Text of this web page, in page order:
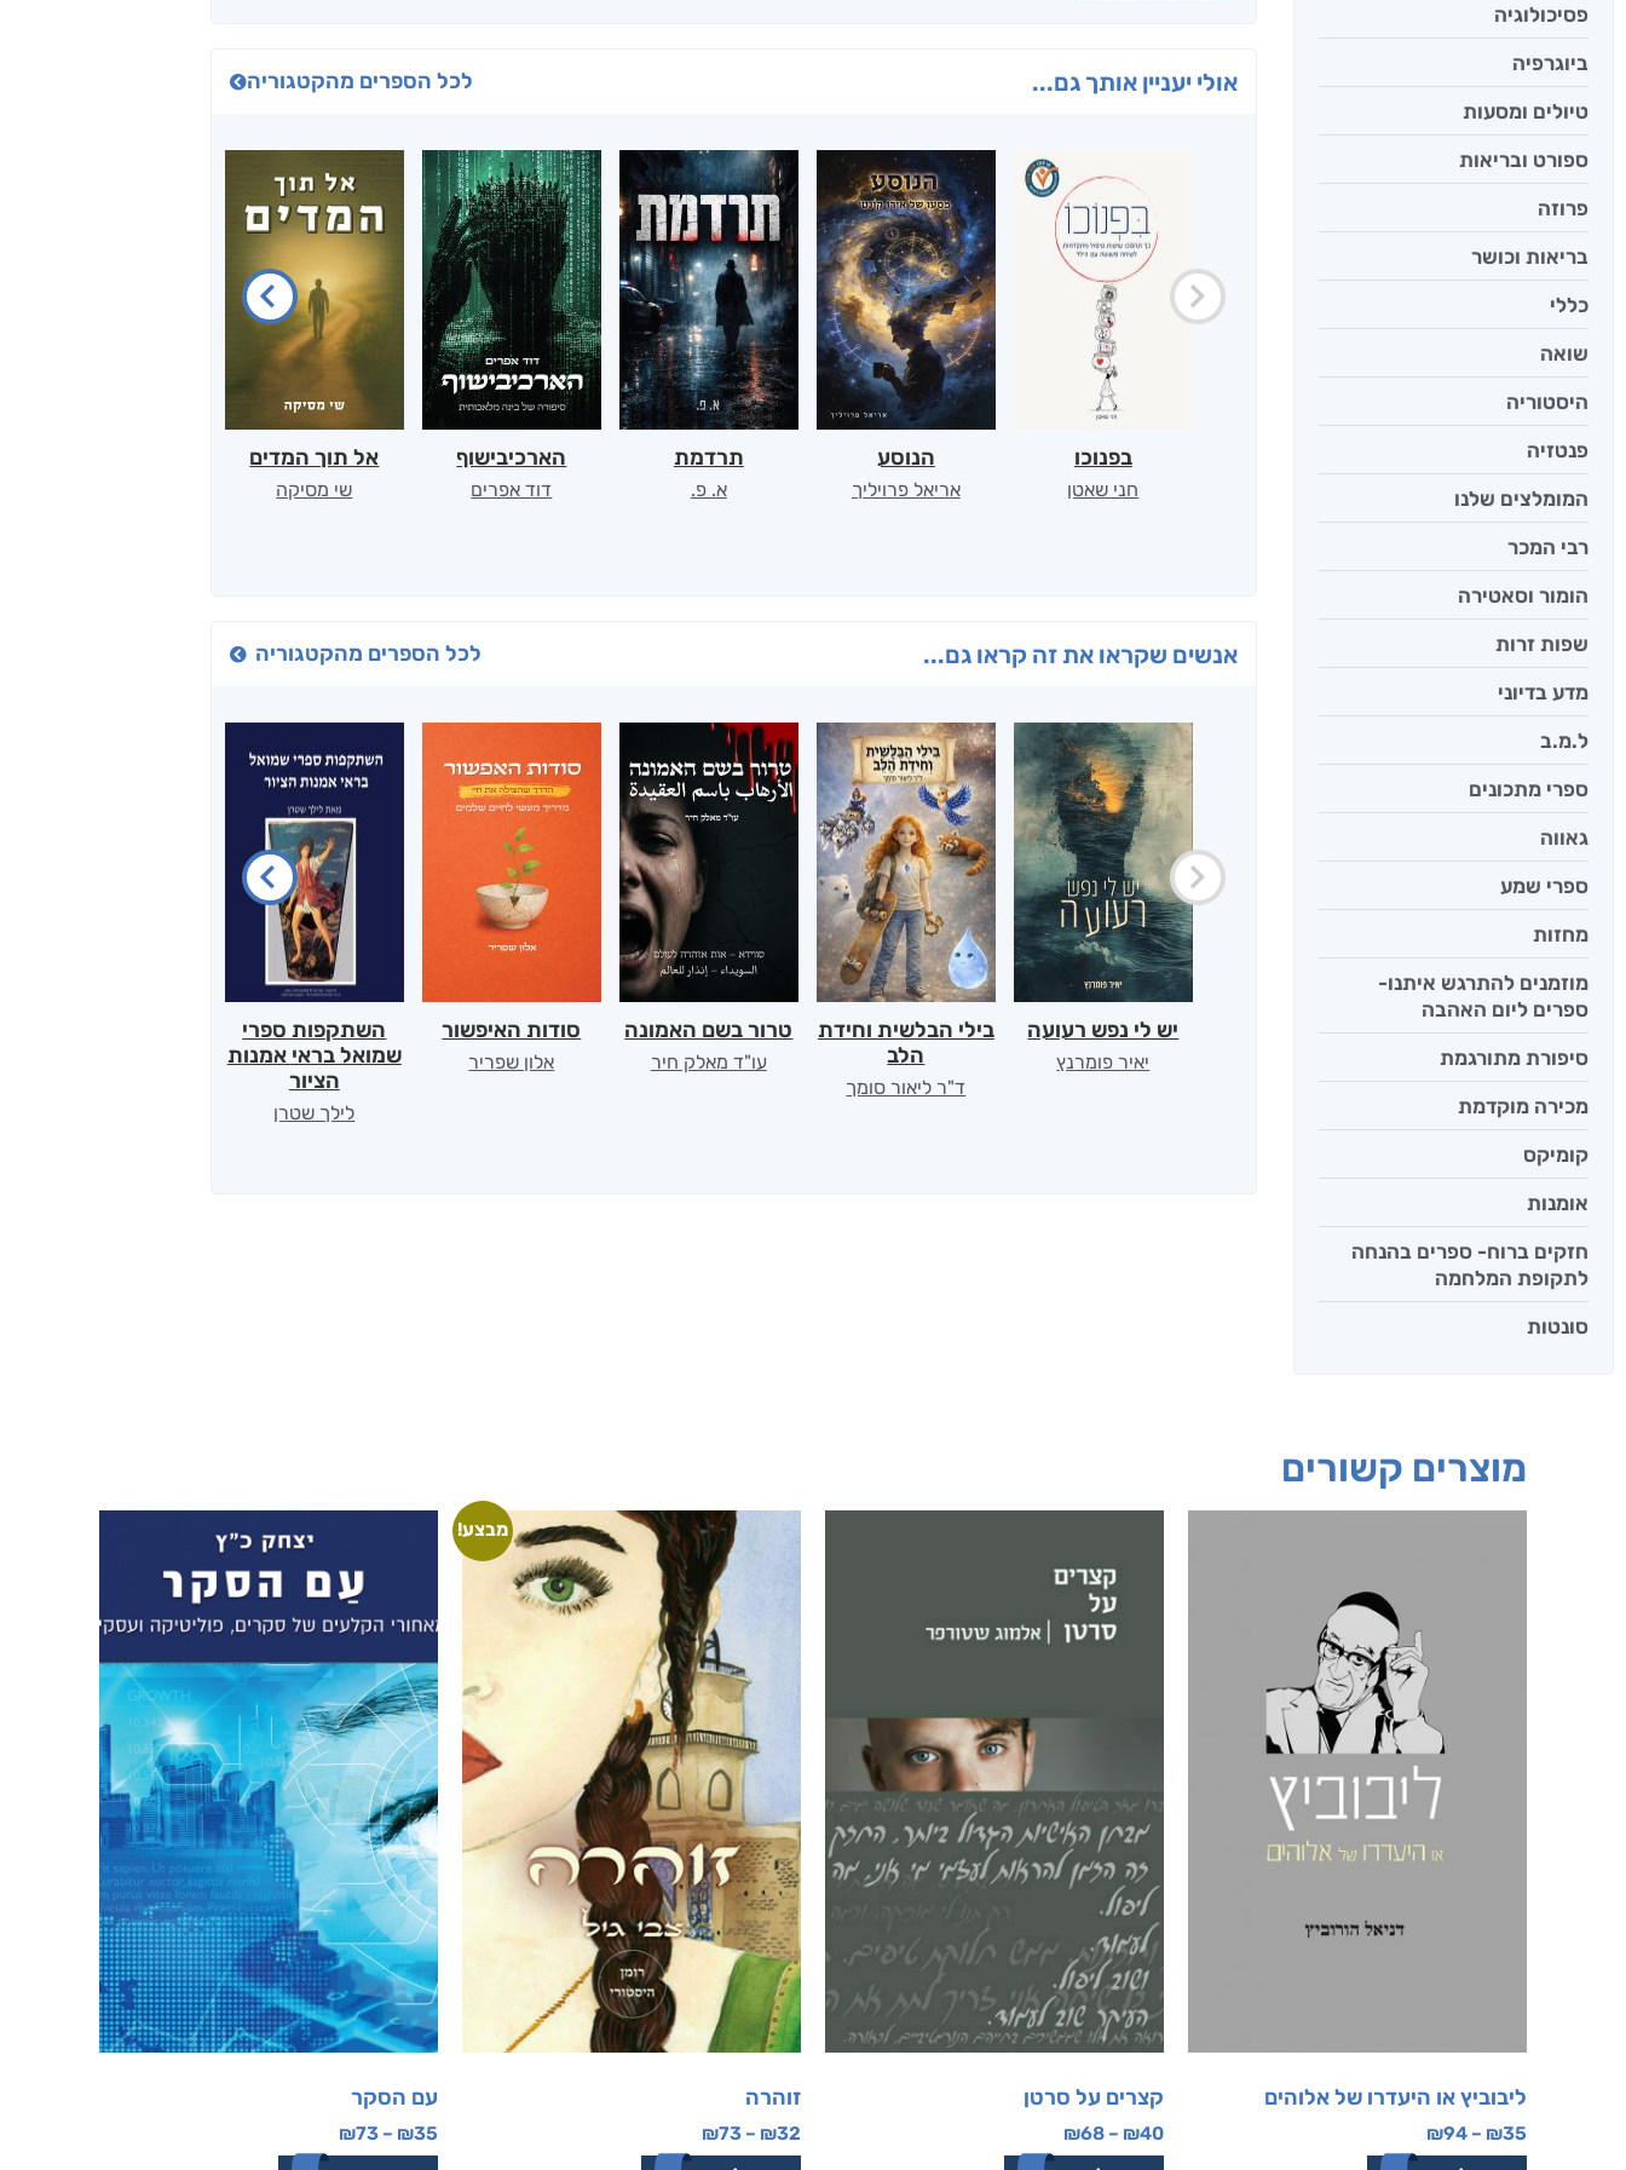
פסיכולוגיה
ביוגרפיה
טיולים ומסעות
ספורט ובריאות
פרוזה
בריאות וכושר
כללי
שואה
היסטוריה
פנטזיה
המומלצים שלנו
רבי המכר
הומור וסאטירה
שפות זרות
מדע בדיוני
ל.מ.ב
ספרי מתכונים
גאווה
ספרי שמע
מחזות
מוזמנים להתרגש איתנו-
ספרים ליום האהבה
סיפורת מתורגמת
מכירה מוקדמת
קומיקס
אומנות
חזקים ברוח- ספרים בהנחה
לתקופת המלחמה
סונטות
אולי יעניין אותך גם... לכל הספרים מהקטגוריה
בפנוכו
חני שאטן
הנוסע
אריאל פרויליך
תרדמת
א. פ.
הארכיבישוף
דוד אפרים
אל תוך המדים
שי מסיקה
אנשים שקראו את זה קראו גם... לכל הספרים מהקטגוריה
יש לי נפש רעועה
יאיר פומרנץ
בילי הבלשית וחידת
הלב
ד"ר ליאור סומך
טרור בשם האמונה
עו"ד מאלק חיר
סודות האיפשור
אלון שפריר
השתקפות ספרי
שמואל בראי אמנות
הציור
לילך שטרן
מוצרים קשורים
ליבוביץ או היעדרו של אלוהים
₪35
–
₪94
קצרים על סרטן
₪40
–
₪68
מבצע!
זוהרה
₪32
–
₪73
עם הסקר
₪35
–
₪73